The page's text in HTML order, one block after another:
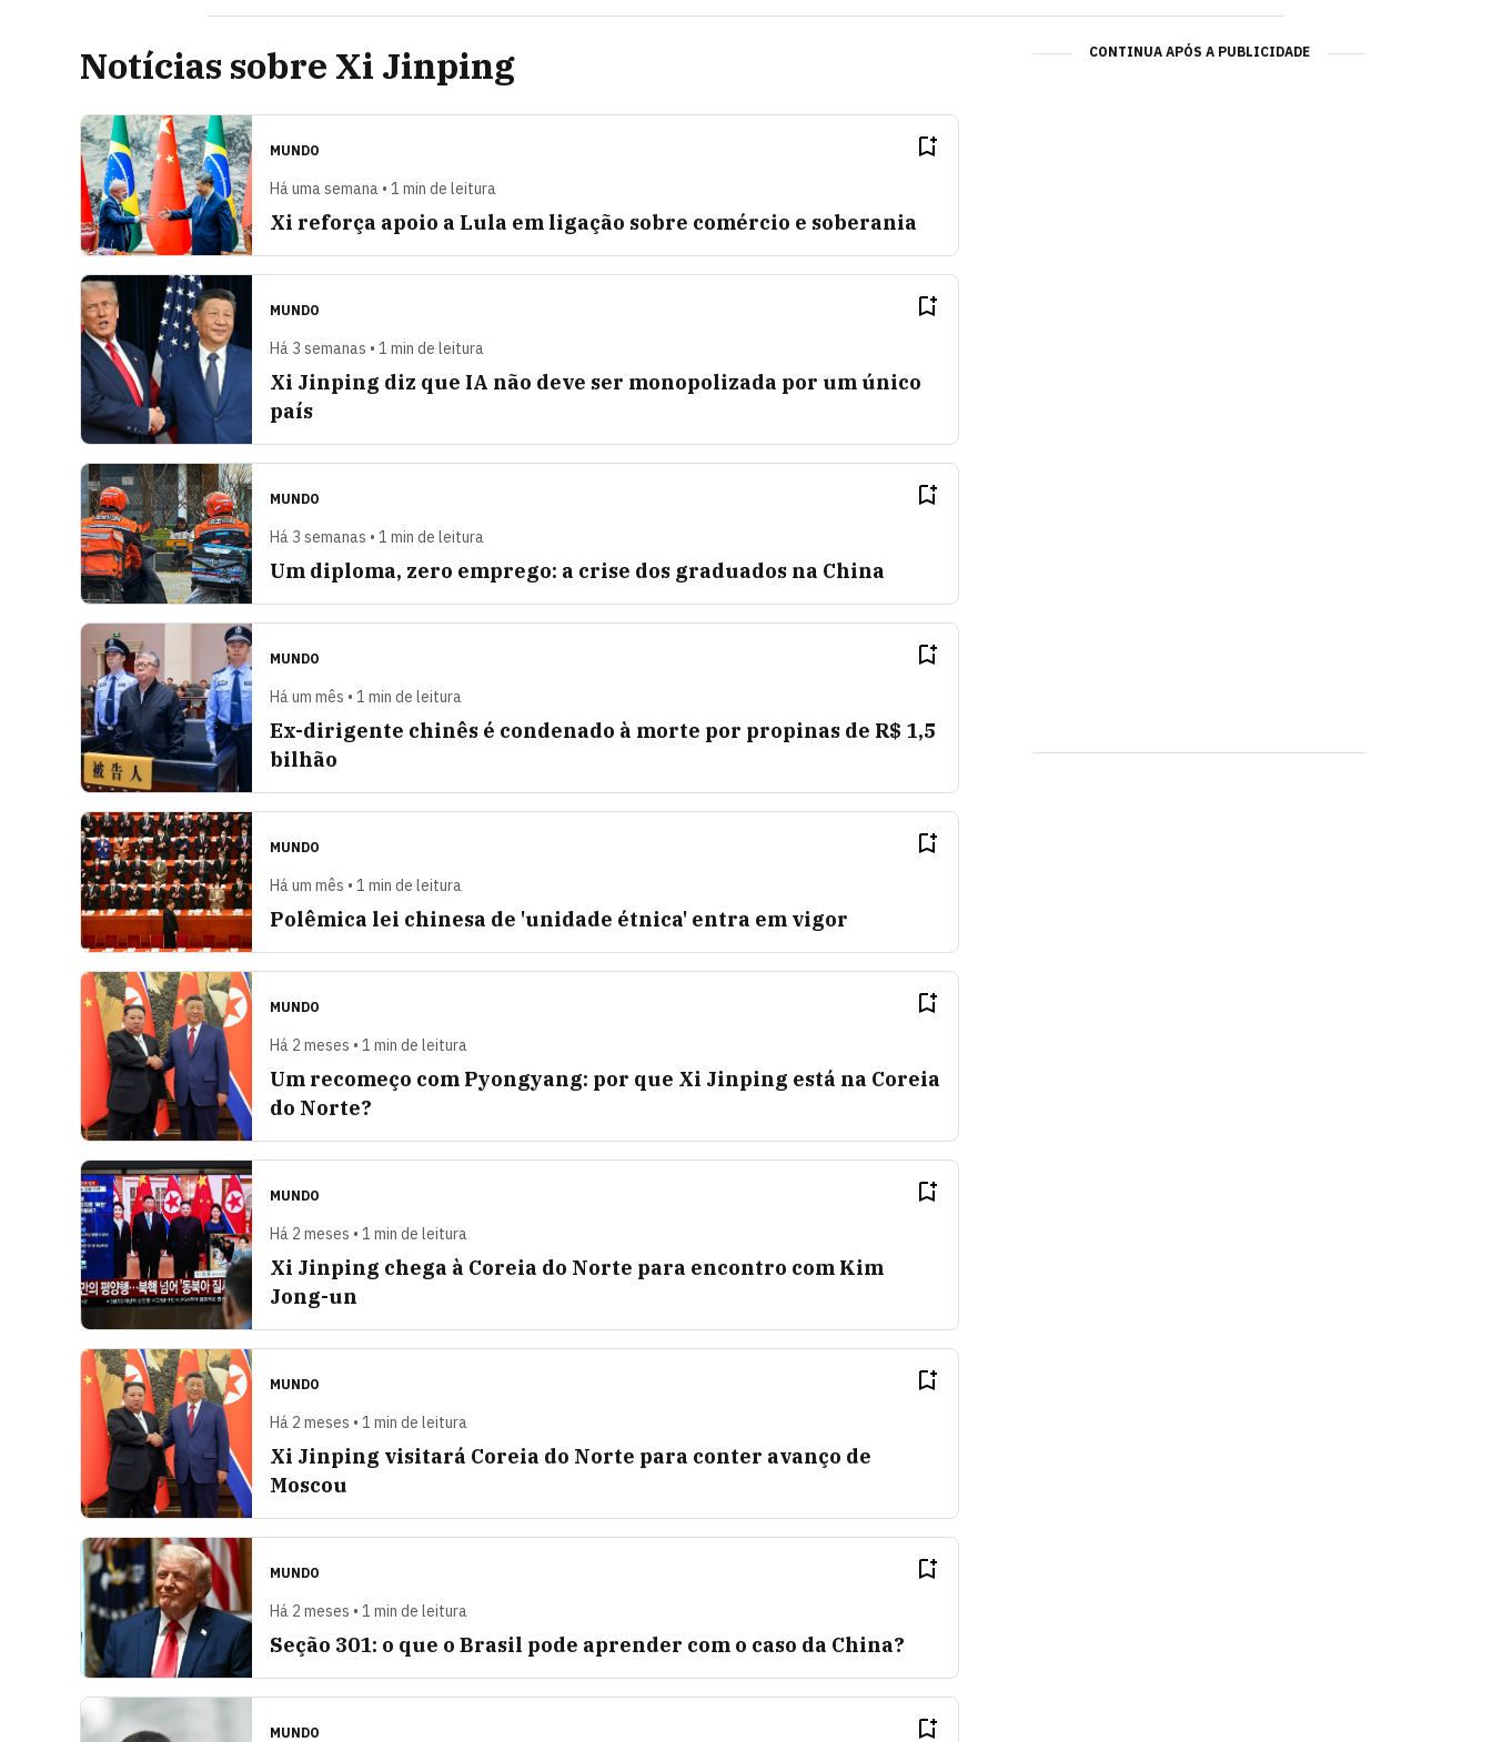
Notícias sobre Xi Jinping
MUNDO
Há uma semana • 1 min de leitura
Xi reforça apoio a Lula em ligação sobre comércio e soberania
MUNDO
Há 3 semanas • 1 min de leitura
Xi Jinping diz que IA não deve ser monopolizada por um único
país
MUNDO
Há 3 semanas • 1 min de leitura
Um diploma, zero emprego: a crise dos graduados na China
MUNDO
Há um mês • 1 min de leitura
Ex-dirigente chinês é condenado à morte por propinas de R$ 1,5
bilhão
MUNDO
Há um mês • 1 min de leitura
Polêmica lei chinesa de 'unidade étnica' entra em vigor
MUNDO
Há 2 meses • 1 min de leitura
Um recomeço com Pyongyang: por que Xi Jinping está na Coreia
do Norte?
MUNDO
Há 2 meses • 1 min de leitura
Xi Jinping chega à Coreia do Norte para encontro com Kim
Jong-un
MUNDO
Há 2 meses • 1 min de leitura
Xi Jinping visitará Coreia do Norte para conter avanço de
Moscou
MUNDO
Há 2 meses • 1 min de leitura
Seção 301: o que o Brasil pode aprender com o caso da China?
MUNDO
CONTINUA APÓS A PUBLICIDADE